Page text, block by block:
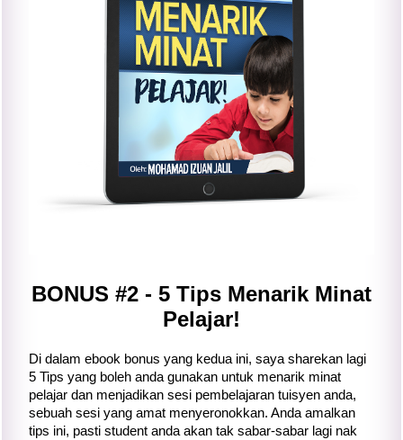
BONUS #2 - 5 Tips Menarik Minat
Pelajar!
Di dalam ebook bonus yang kedua ini, saya sharekan lagi
5 Tips yang boleh anda gunakan untuk menarik minat
pelajar dan menjadikan sesi pembelajaran tuisyen anda,
sebuah sesi yang amat menyeronokkan. Anda amalkan
tips ini, pasti student anda akan tak sabar-sabar lagi nak